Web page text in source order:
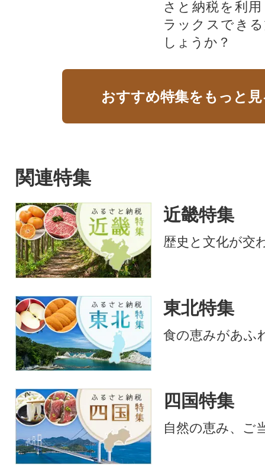
さと納税を利
ラックスでき
しょうか？
おすすめ特集をもっと
関連特集
近畿特集
歴史と文化が交
東北特集
食の恵みがあふ
四国特集
自然の恵み、ご